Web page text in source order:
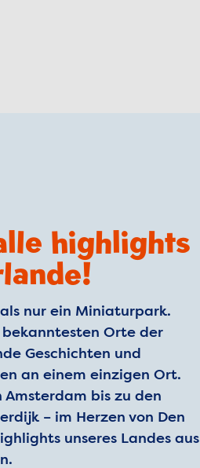
highlights
nur ein Miniaturpark.
Orte der
Geschichten und
an einem einzigen Ort.
Amsterdam bis zu den
– im Herzen von Den
unseres Landes aus